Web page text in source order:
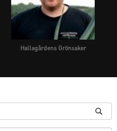
Hallagårdens Grönsaker